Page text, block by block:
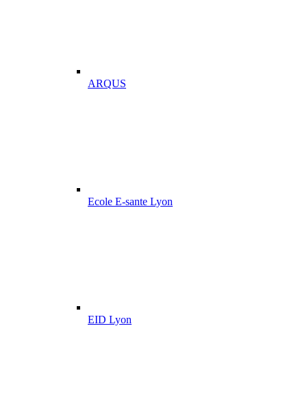
ARQUS
Ecole E-sante Lyon
EID Lyon